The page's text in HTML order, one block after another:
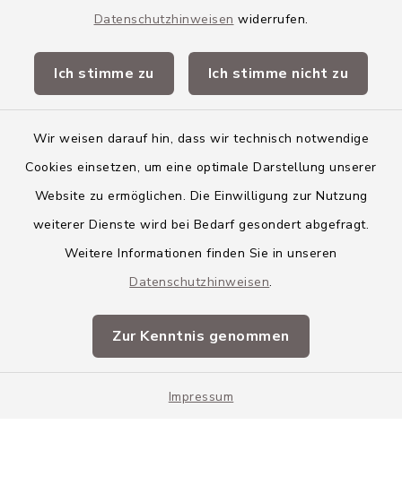
Datenschutzhinweisen widerrufen.
Ich stimme zu Ich stimme nicht zu
Wir weisen darauf hin, dass wir technisch notwendige
Cookies einsetzen, um eine optimale Darstellung unserer
Website zu ermöglichen. Die Einwilligung zur Nutzung
weiterer Dienste wird bei Bedarf gesondert abgefragt.
Weitere Informationen finden Sie in unseren
Datenschutzhinweisen.
Zur Kenntnis genommen
Impressum
Landkreis Neu-Ulm
Barrierefreiheit
Impressum
Sitemap